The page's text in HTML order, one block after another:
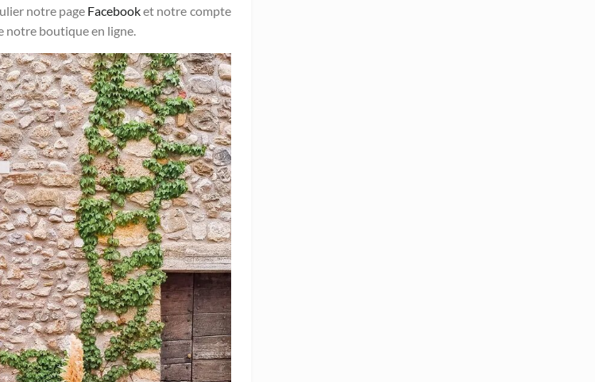
notre page Facebooket notre compte
notre boutique en ligne.